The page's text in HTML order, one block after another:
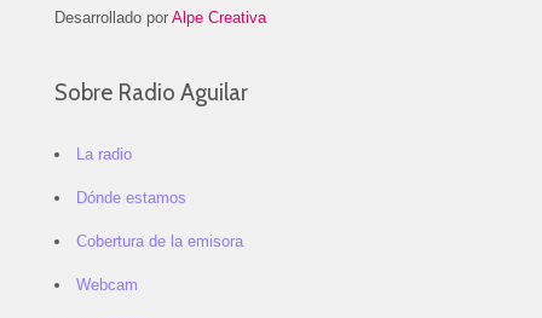
Desarrollado por Alpe Creativa
Sobre Radio Aguilar
La radio
Dónde estamos
Cobertura de la emisora
Webcam